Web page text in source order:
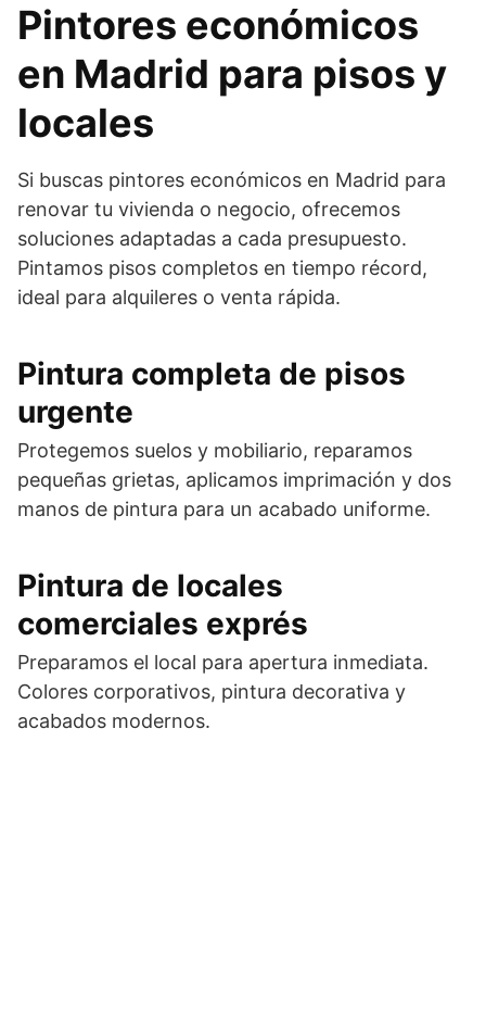
Pintores económicos
en Madrid para pisos y
locales
Si buscas pintores económicos en Madrid para
renovar tu vivienda o negocio, ofrecemos
soluciones adaptadas a cada presupuesto.
Pintamos pisos completos en tiempo récord,
ideal para alquileres o venta rápida.
Pintura completa de pisos
urgente
Protegemos suelos y mobiliario, reparamos
pequeñas grietas, aplicamos imprimación y dos
manos de pintura para un acabado uniforme.
Pintura de locales
comerciales exprés
Preparamos el local para apertura inmediata.
Colores corporativos, pintura decorativa y
acabados modernos.